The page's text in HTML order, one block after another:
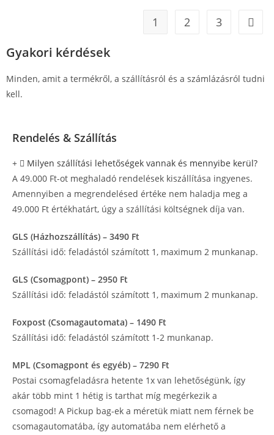
1 2 3
Gyakori kérdések
Minden, amit a termékről, a szállításról és a számlázásról tudni
kell.
Rendelés & Szállítás
Milyen szállítási lehetőségek vannak és mennyibe kerül?
A 49.000 Ft-ot meghaladó rendelések kiszállítása ingyenes.
Amennyiben a megrendelésed értéke nem haladja meg a
49.000 Ft értékhatárt, úgy a szállítási költségnek díja van.
GLS (Házhozszállítás) – 3490 Ft
Szállítási idő: feladástól számított 1, maximum 2 munkanap.
GLS (Csomagpont) – 2950 Ft
Szállítási idő: feladástól számított 1, maximum 2 munkanap.
Foxpost (Csomagautomata) – 1490 Ft
Szállítási idő: feladástól számított 1-2 munkanap.
MPL (Csomagpont és egyéb) – 7290 Ft
Postai csomagfeladásra hetente 1x van lehetőségünk, így
akár több mint 1 hétig is tarthat míg megérkezik a
csomagod! A Pickup bag-ek a méretük miatt nem férnek be
csomagautomatába, így automatába nem elérhető a